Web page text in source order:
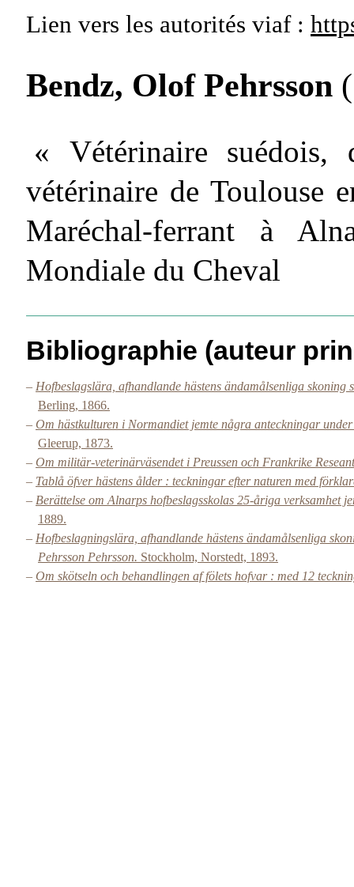
Lien vers les autorités viaf :
Bendz, Olof Pehrsson
« Vétérinaire suédois,
vétérinaire de Toulouse
Maréchal-ferrant à
Mondiale du Cheval
Bibliographie (auteur
– Hofbeslagslära, afhandlande hästens ändamålsenliga
Berling, 1866.
– Om hästkulturen i Normandiet jemte några anteckningar
Gleerup, 1873.
– Om militär-veterinärväsendet i Preussen och Frankrike
– Tablå öfver hästens ålder : teckningar efter naturen med
– Berättelse om Alnarps hofbeslagsskolas 25-åriga verksamhet
1889.
– Hofbeslagningslära, afhandlande hästens ändamålsenliga
Pehrsson Pehrsson. Stockholm, Norstedt, 1893.
– Om skötseln och behandlingen af fölets hofvar : med 12